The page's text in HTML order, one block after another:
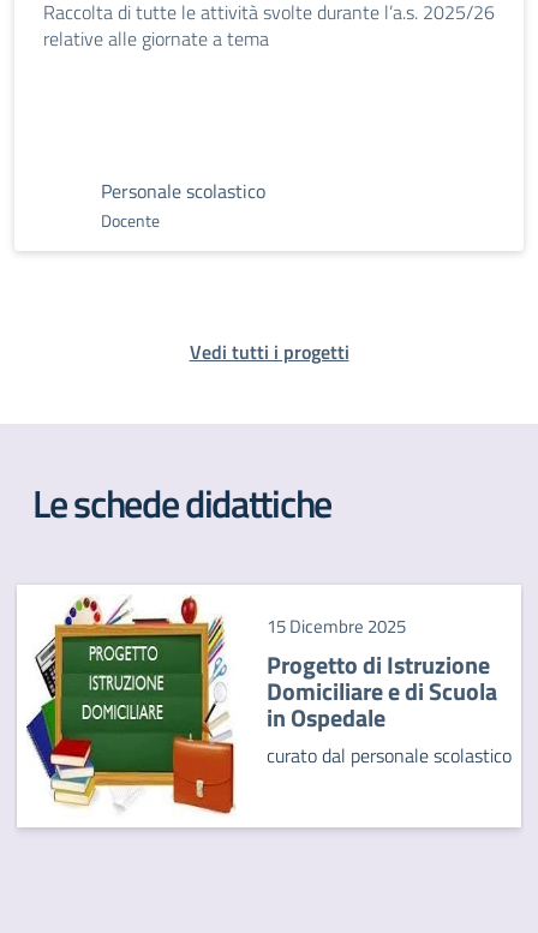
Raccolta di tutte le attività svolte durante l’a.s. 2025/26
relative alle giornate a tema
Personale scolastico
Docente
Vedi tutti i progetti
Le schede didattiche
15 Dicembre 2025
Progetto di Istruzione
Domiciliare e di Scuola
in Ospedale
curato dal personale scolastico